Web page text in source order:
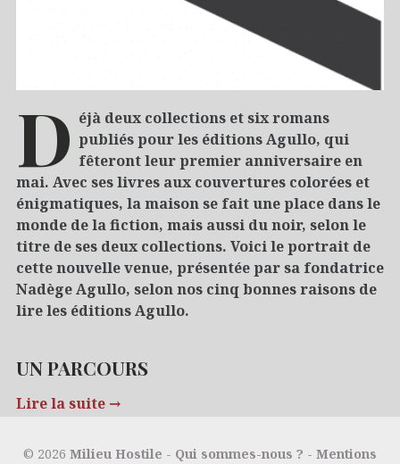
D éjà deux collections et six romans
publiés pour les éditions Agullo, qui
fêteront leur premier anniversaire en
mai. Avec ses livres aux couvertures colorées et
énigmatiques, la maison se fait une place dans le
monde de la fiction, mais aussi du noir, selon le
titre de ses deux collections. Voici le portrait de
cette nouvelle venue, présentée par sa fondatrice
Nadège Agullo, selon nos cinq bonnes raisons de
lire les éditions Agullo.
UN PARCOURS
Lire la suite →
17/01/2017 5 raisons de… Polar
© 2026 Milieu Hostile - Qui sommes-nous ? - Mentions